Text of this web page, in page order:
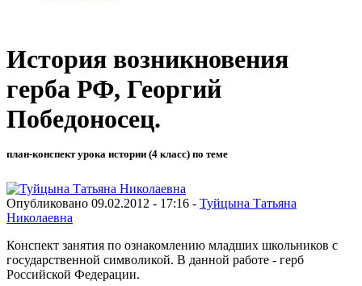
История возникновения
герба РФ, Георгий
Победоносец.
план-конспект урока истории (4 класс) по теме
Опубликовано 09.02.2012 - 17:16 - Туйцына Татьяна
Николаевна
Конспект занятия по ознакомлению младших школьников с
государственной символикой. В данной работе - герб
Российской Федерации.